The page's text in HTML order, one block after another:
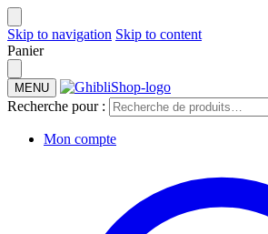
Skip to navigation Skip to content
Panier
MENU
Recherche pour :
Mon compte